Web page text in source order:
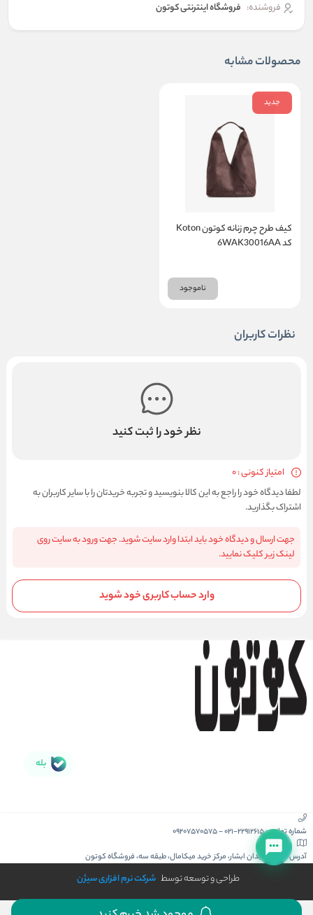
فروشنده: فروشگاه اینترنتی کوتون
محصولات مشابه
جدید
کیف طرح چرم زنانه کوتون Koton
کد 6WAK30016AA
ناموجود
نظرات کاربران
نظر خود را ثبت کنید
امتیاز کنونی : 0
لطفا دیدگاه خود را راجع به این کالا بنویسید و تجربه خریدتان را با سایر کاربران به
اشتراک بگذارید.
جهت ارسال و دیدگاه خود باید ابتدا وارد سایت شوید. جهت ورود به سایت روی
لینک زیر کلیک نمایید.
وارد حساب کاربری خود شوید
بله
شماره تماس :021-22912615
-
09207570575
آدرس :کیش، میدان ابشار، مرکز خرید میکامال، طبقه سه، فروشگاه کوتون
طراحی و توسعه توسط شرکت نرم افزاری سیژن